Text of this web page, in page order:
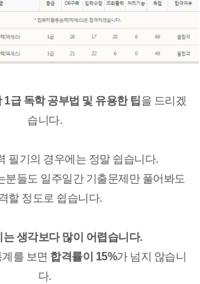
급 독학 공부법 및 유용한 팁 을 드리겠
습니다.
필기의 경우에는 정말 쉽습니다.
분들도 일주일간 기출문제만 풀어봐도
할 정도로 쉽습니다.
는 생각보다 많이 어렵습니다.
를 보면 합격률이 15%가 넘지 않습니
다.